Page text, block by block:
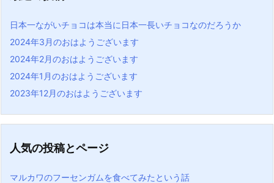
日本一ながいチョコは本当に日本一長いチョコなのだろうか
2024年3月のおはようございます
2024年2月のおはようございます
2024年1月のおはようございます
2023年12月のおはようございます
人気の投稿とページ
マルカワのフーセンガムを食べてみたという話